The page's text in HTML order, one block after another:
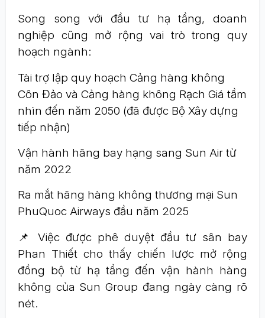
Song song với đầu tư hạ tầng, doanh
nghiệp cũng mở rộng vai trò trong quy
hoạch ngành:
Tài trợ lập quy hoạch Cảng hàng không
Côn Đảo và Cảng hàng không Rạch Giá tầm
nhìn đến năm 2050 (đã được Bộ Xây dựng
tiếp nhận)
Vận hành hãng bay hạng sang Sun Air từ
năm 2022
Ra mắt hãng hàng không thương mại Sun
PhuQuoc Airways đầu năm 2025
📌 Việc được phê duyệt đầu tư sân bay
Phan Thiết cho thấy chiến lược mở rộng
đồng bộ từ hạ tầng đến vận hành hàng
không của Sun Group đang ngày càng rõ
nét.